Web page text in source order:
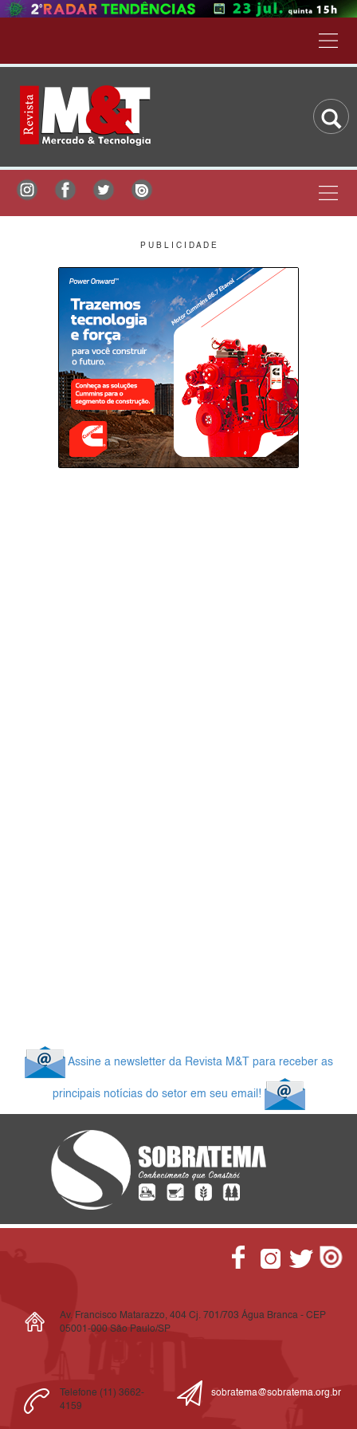
P U B L I C I D A D E
Assine a newsletter da Revista M&T para receber as
principais notícias do setor em seu email!
Av. Francisco Matarazzo, 404 Cj. 701/703 Água Branca - CEP
05001-000 São Paulo/SP
Telefone (11) 3662-
4159
sobratema@sobratema.org.br